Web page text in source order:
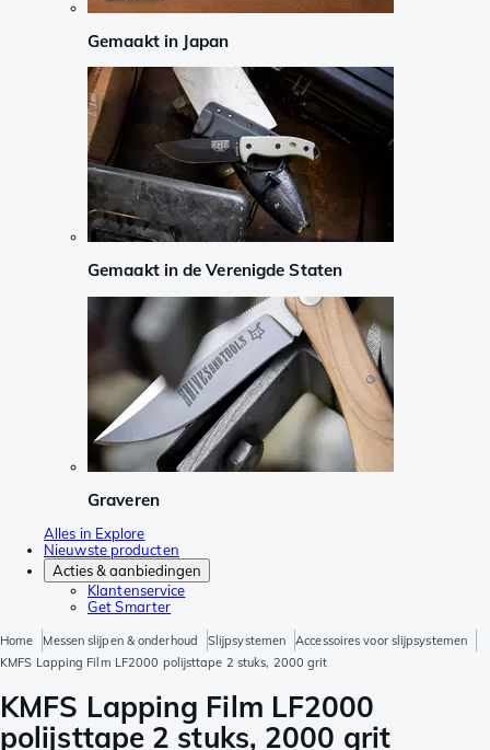
Gemaakt in Japan
Gemaakt in de Verenigde Staten
Graveren
Alles in Explore
Nieuwste producten
Acties & aanbiedingen
Klantenservice
Get Smarter
Home Messen slijpen & onderhoud Slijpsystemen
Accessoires voor slijpsystemen
KMFS Lapping Film LF2000 polijsttape 2 stuks, 2000 grit
KMFS Lapping Film LF2000
polijsttape 2 stuks, 2000 grit